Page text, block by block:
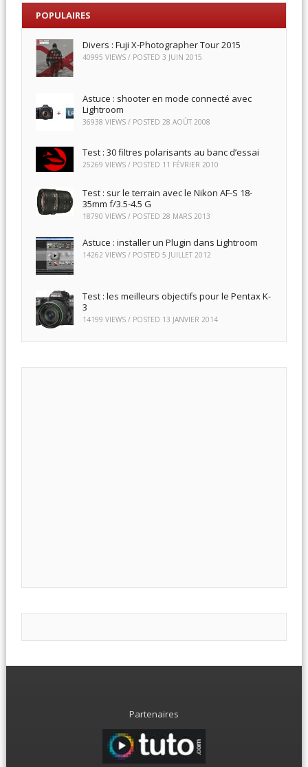
POPULAIRES
Divers : Fuji X-Photographer Tour 2015
40995 VIEWS / POSTED 3 JUIN 2015
Astuce : shooter en mode connecté avec
Lightroom
36938 VIEWS / POSTED 28 AOÛT 2008
Test : 30 filtres polarisants au banc d’essai
25269 VIEWS / POSTED 11 FÉVRIER 2010
Test : sur le terrain avec le Nikon AF-S 18-
35mm f/3.5-4.5 G
18790 VIEWS / POSTED 28 MARS 2013
Astuce : installer un Plugin dans Lightroom
14262 VIEWS / POSTED 5 JUILLET 2012
Test : les meilleurs objectifs pour le Pentax K-
3
14199 VIEWS / POSTED 13 JANVIER 2014
Partenaires